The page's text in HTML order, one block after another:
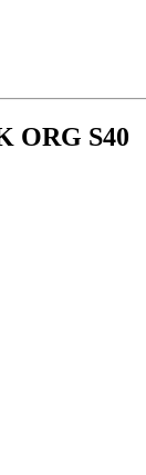
ORG S40